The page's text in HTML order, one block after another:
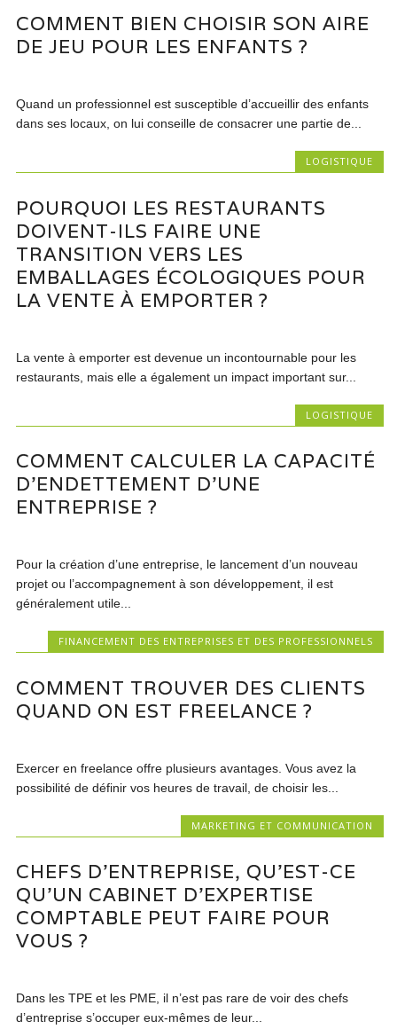
COMMENT BIEN CHOISIR SON AIRE
DE JEU POUR LES ENFANTS ?
Quand un professionnel est susceptible d’accueillir des enfants
dans ses locaux, on lui conseille de consacrer une partie de...
LOGISTIQUE
POURQUOI LES RESTAURANTS
DOIVENT-ILS FAIRE UNE
TRANSITION VERS LES
EMBALLAGES ÉCOLOGIQUES POUR
LA VENTE À EMPORTER ?
La vente à emporter est devenue un incontournable pour les
restaurants, mais elle a également un impact important sur...
LOGISTIQUE
COMMENT CALCULER LA CAPACITÉ
D’ENDETTEMENT D’UNE
ENTREPRISE ?
Pour la création d’une entreprise, le lancement d’un nouveau
projet ou l’accompagnement à son développement, il est
généralement utile...
FINANCEMENT DES ENTREPRISES ET DES PROFESSIONNELS
COMMENT TROUVER DES CLIENTS
QUAND ON EST FREELANCE ?
Exercer en freelance offre plusieurs avantages. Vous avez la
possibilité de définir vos heures de travail, de choisir les...
MARKETING ET COMMUNICATION
CHEFS D’ENTREPRISE, QU’EST-CE
QU’UN CABINET D’EXPERTISE
COMPTABLE PEUT FAIRE POUR
VOUS ?
Dans les TPE et les PME, il n’est pas rare de voir des chefs
d’entreprise s’occuper eux-mêmes de leur...